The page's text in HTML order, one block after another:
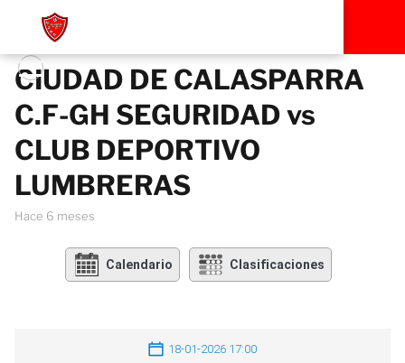
CIUDAD DE CALASPARRA
C.F-GH SEGURIDAD vs
CLUB DEPORTIVO
LUMBRERAS
hace 6 meses
Calendario Clasificaciones
18-01-2026 17:00